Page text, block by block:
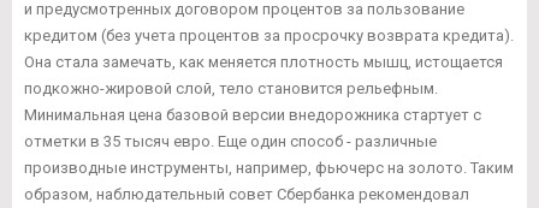
и предусмотренных договором процентов за пользование
кредитом (без учета процентов за просрочку возврата кредита).
Она стала замечать, как меняется плотность мышц, истощается
подкожно-жировой слой, тело становится рельефным.
Минимальная цена базовой версии внедорожника стартует с
отметки в 35 тысяч евро. Еще один способ - различные
производные инструменты, например, фьючерс на золото. Таким
образом, наблюдательный совет Сбербанка рекомендовал